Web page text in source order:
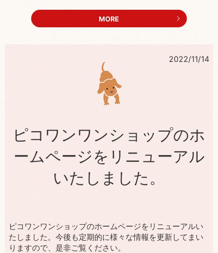
MORE
2022/11/14
ピコワンワンショップのホ
ームページをリニューアル
いたしました。
ピコワンワンショップのホームページをリニューアルい
たしました。今後も定期的に様々な情報を更新してまい
りますので、是非ご覧ください。